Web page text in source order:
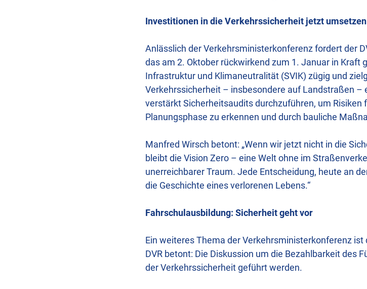
Investitionen in die Verkehrssicherheit jetzt umsetzen
Anlässlich der Verkehrsministerkonferenz fordert der
das am 2. Oktober rückwirkend zum 1. Januar in Kraft
Infrastruktur und Klimaneutralität (SVIK) zügig und
Verkehrssicherheit – insbesondere auf Landstraßen –
verstärkt Sicherheitsaudits durchzuführen, um Risiken
Planungsphase zu erkennen und durch bauliche
Manfred Wirsch betont: „Wenn wir jetzt nicht in die
bleibt die Vision Zero – eine Welt ohne im
unerreichbarer Traum. Jede Entscheidung, heute an
die Geschichte eines verlorenen Lebens.“
Fahrschulausbildung: Sicherheit geht vor
Ein weiteres Thema der Verkehrsministerkonferenz
DVR betont: Die Diskussion um die Bezahlbarkeit des
der Verkehrssicherheit geführt werden.